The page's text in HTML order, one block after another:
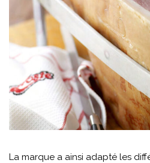
La marque a ainsi adapté les